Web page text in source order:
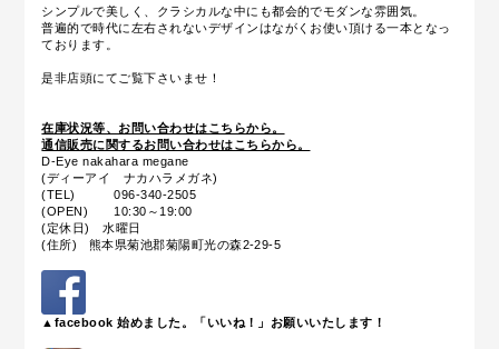
シンプルで美しく、クラシカルな中にも都会的でモダンな雰囲気。
普遍的で時代に左右されないデザインはながくお使い頂ける一本となっ
ております。
是非店頭にてご覧下さいませ！
在庫状況等、お問い合わせはこちらから。
通信販売に関するお問い合わせはこちらから。
D-Eye nakahara megane
(ディーアイ ナカハラメガネ)
(TEL) 096-340-2505
(OPEN) 10:30～19:00
(定休日) 水曜日
(住所) 熊本県菊池郡菊陽町光の森2-29-5
▲facebook 始めました。「いいね！」お願いいたします！